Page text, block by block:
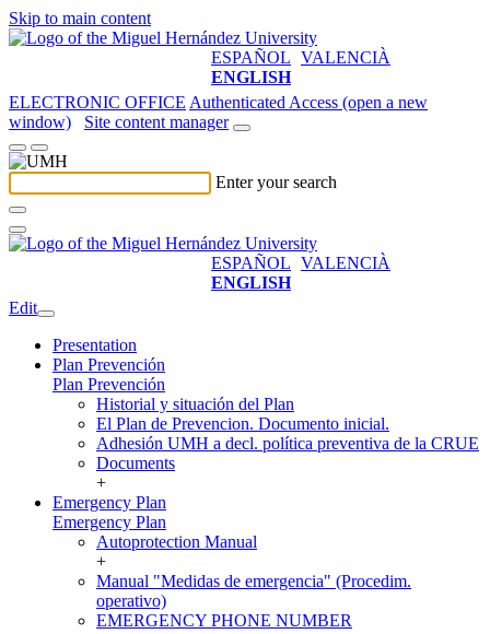
Skip to main content
ESPAÑOL VALENCIÀ
ENGLISH
ELECTRONIC OFFICE Authenticated Access (open a new
window)
Site content manager
Enter your search
ESPAÑOL VALENCIÀ
ENGLISH
Edit
Presentation
Plan Prevención
Plan Prevención
Historial y situación del Plan
El Plan de Prevencion. Documento inicial.
Adhesión UMH a decl. política preventiva de la CRUE
Documents
+
Emergency Plan
Emergency Plan
Autoprotection Manual
+
Manual "Medidas de emergencia" (Procedim.
operativo)
EMERGENCY PHONE NUMBER